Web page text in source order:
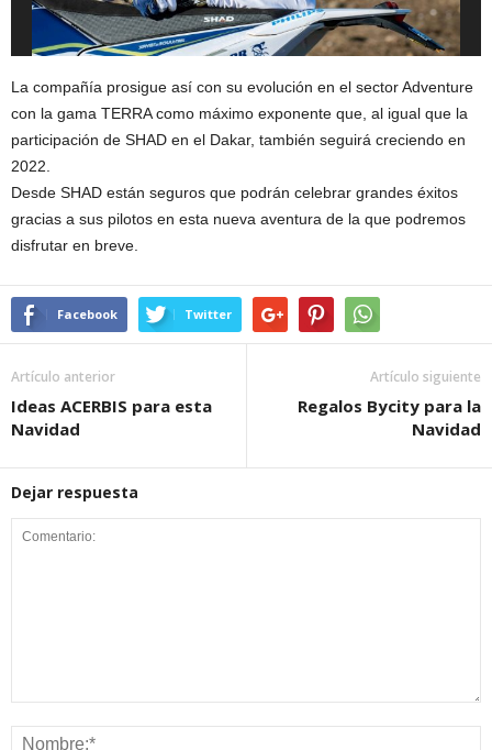
La compañía prosigue así con su evolución en el sector Adventure
con la gama TERRA como máximo exponente que, al igual que la
participación de SHAD en el Dakar, también seguirá creciendo en
2022.
Desde SHAD están seguros que podrán celebrar grandes éxitos
gracias a sus pilotos en esta nueva aventura de la que podremos
disfrutar en breve.
Facebook Twitter
Artículo anterior
Ideas ACERBIS para esta
Navidad
Artículo siguiente
Regalos Bycity para la
Navidad
Dejar respuesta